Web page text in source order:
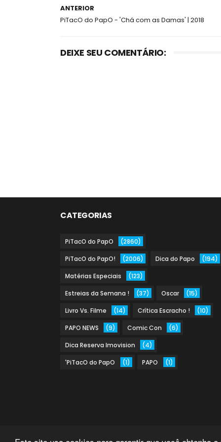
ANTERIOR
PiTacO do PapO - 'Chá com as Damas' | 2018
DEIXE SEU COMENTÁRIO:
CATEGORIAS
PiTacO do PapO (2860)
PiTacO do PapO! (2006) Dica do Papo (194)
Matérias Especiais (123)
Estreias da Semana ! (37) Oscar (15)
Livro Vs. Filme (14) Crítica Escracho ! (10)
PAPO NEWS (9) Comic Con (6)
Dica Reserva Imovision (4)
'PiTacO do PapO (1) PAPO (1)